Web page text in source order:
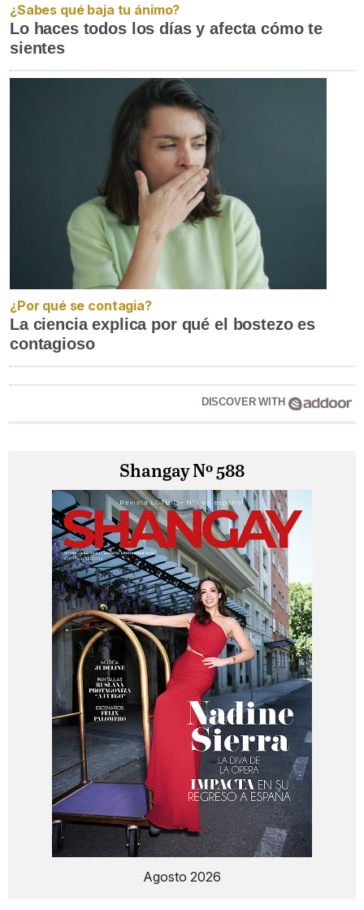
¿Sabes qué baja tu ánimo?
Lo haces todos los días y afecta cómo te
sientes
¿Por qué se contagia?
La ciencia explica por qué el bostezo es
contagioso
DISCOVER WITH
Shangay Nº 588
Agosto 2026